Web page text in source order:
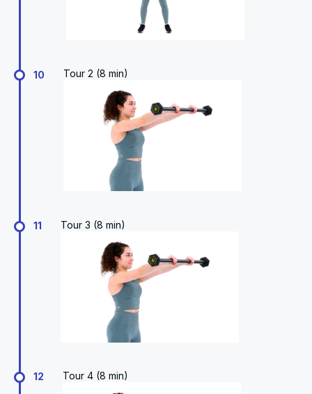
10 Tour 2 (8 min)
11 Tour 3 (8 min)
12 Tour 4 (8 min)